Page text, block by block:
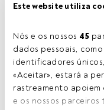
Este website utiliza
Nós e os nossos 45
dados pessoais,
identificadores
«Aceitar», estará a
rastreamento apoiem
e os nossos
Tempo de leitura: 1 min.